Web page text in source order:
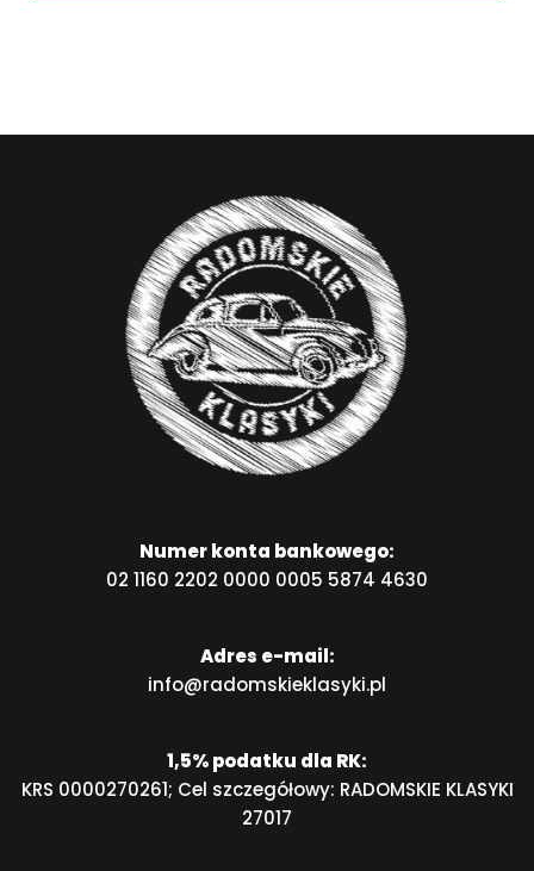
Numer konta bankowego:
02 1160 2202 0000 0005 5874 4630
Adres e-mail:
info@radomskieklasyki.pl
1,5% podatku dla RK:
KRS 0000270261; Cel szczegółowy: RADOMSKIE KLASYKI
27017